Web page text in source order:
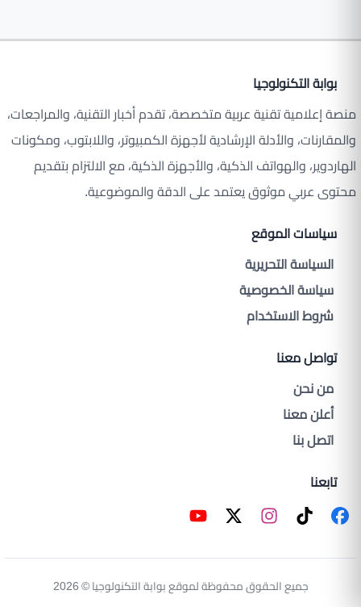
بوابة التكنولوجيا
منصة إعلامية تقنية عربية متخصصة، تقدم أخبار التقنية، والمراجعات،
والمقارنات، والأدلة الإرشادية لأجهزة الكمبيوتر، واللابتوب، ومكونات
الهاردوير، والهواتف الذكية، والأجهزة الذكية، مع الالتزام بتقديم
محتوى عربي موثوق يعتمد على الدقة والموضوعية.
سياسات الموقع
السياسة التحريرية
سياسة الخصوصية
شروط الاستخدام
تواصل معنا
من نحن
أعلن معنا
اتصل بنا
تابعنا
جميع الحقوق محفوظة لموقع بوابة التكنولوجيا © 2026